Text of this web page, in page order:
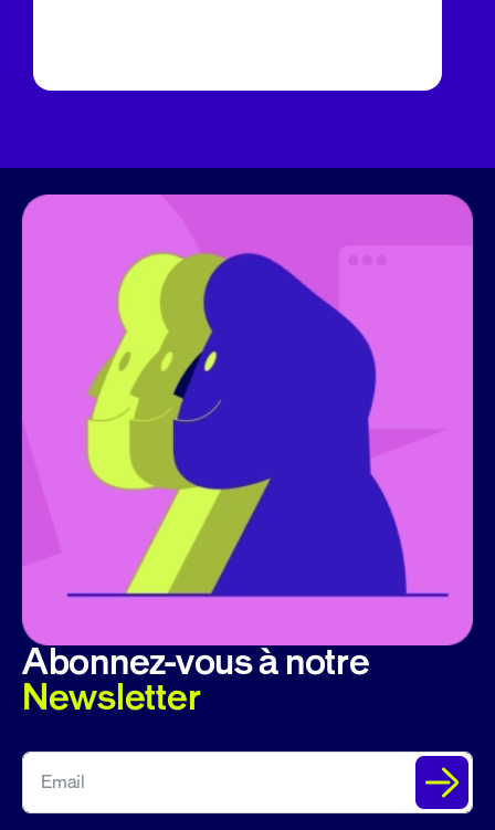
Abonnez-vous à notre
Newsletter